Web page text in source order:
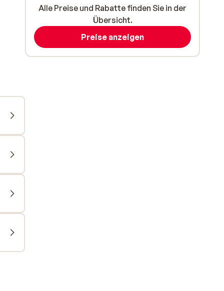
Alle Preise und Rabatte finden Sie in der
Übersicht.
Preise anzeigen